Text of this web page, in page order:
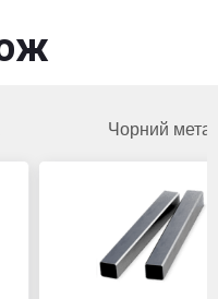
Чорний метал